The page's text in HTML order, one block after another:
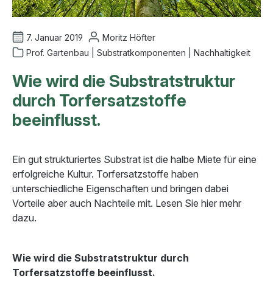
7. Januar 2019
Moritz Höfter
Prof. Gartenbau | Substratkomponenten | Nachhaltigkeit
Wie wird die Substratstruktur
durch Torfersatzstoffe
beeinflusst.
Ein gut strukturiertes Substrat ist die halbe Miete für eine
erfolgreiche Kultur. Torfersatzstoffe haben
unterschiedliche Eigenschaften und bringen dabei
Vorteile aber auch Nachteile mit. Lesen Sie hier mehr
dazu.
Wie wird die Substratstruktur durch
Torfersatzstoffe beeinflusst.